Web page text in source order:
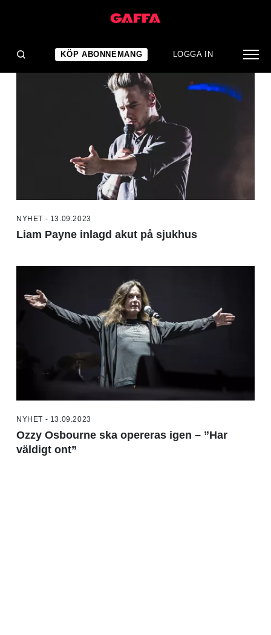
KÖP ABONNEMANG LOGGA IN
NYHET - 13.09.2023
Liam Payne inlagd akut på sjukhus
NYHET - 13.09.2023
Ozzy Osbourne ska opereras igen – ”Har
väldigt ont”